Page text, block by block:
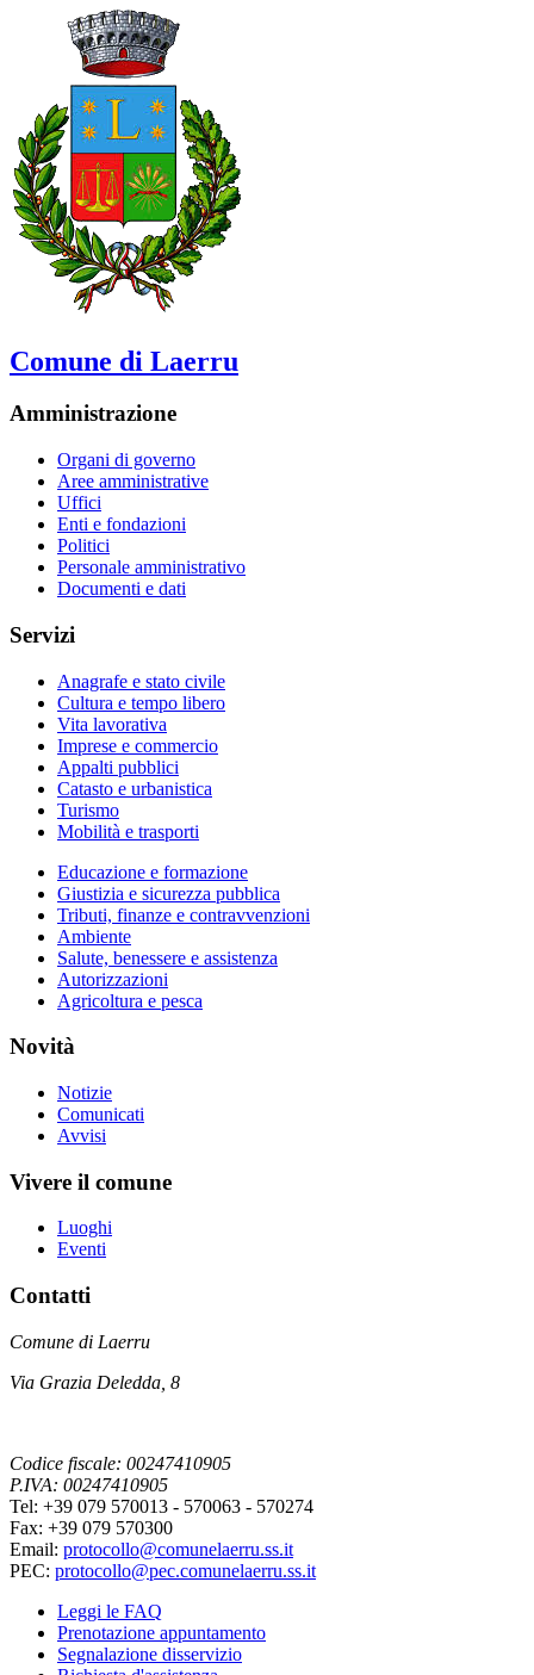
Comune di Laerru
Amministrazione
Organi di governo
Aree amministrative
Uffici
Enti e fondazioni
Politici
Personale amministrativo
Documenti e dati
Servizi
Anagrafe e stato civile
Cultura e tempo libero
Vita lavorativa
Imprese e commercio
Appalti pubblici
Catasto e urbanistica
Turismo
Mobilità e trasporti
Educazione e formazione
Giustizia e sicurezza pubblica
Tributi, finanze e contravvenzioni
Ambiente
Salute, benessere e assistenza
Autorizzazioni
Agricoltura e pesca
Novità
Notizie
Comunicati
Avvisi
Vivere il comune
Luoghi
Eventi
Contatti
Comune di Laerru
Via Grazia Deledda, 8
Codice fiscale: 00247410905
P.IVA: 00247410905
Tel: +39 079 570013 - 570063 - 570274
Fax: +39 079 570300
Email: protocollo@comunelaerru.ss.it
PEC: protocollo@pec.comunelaerru.ss.it
Leggi le FAQ
Prenotazione appuntamento
Segnalazione disservizio